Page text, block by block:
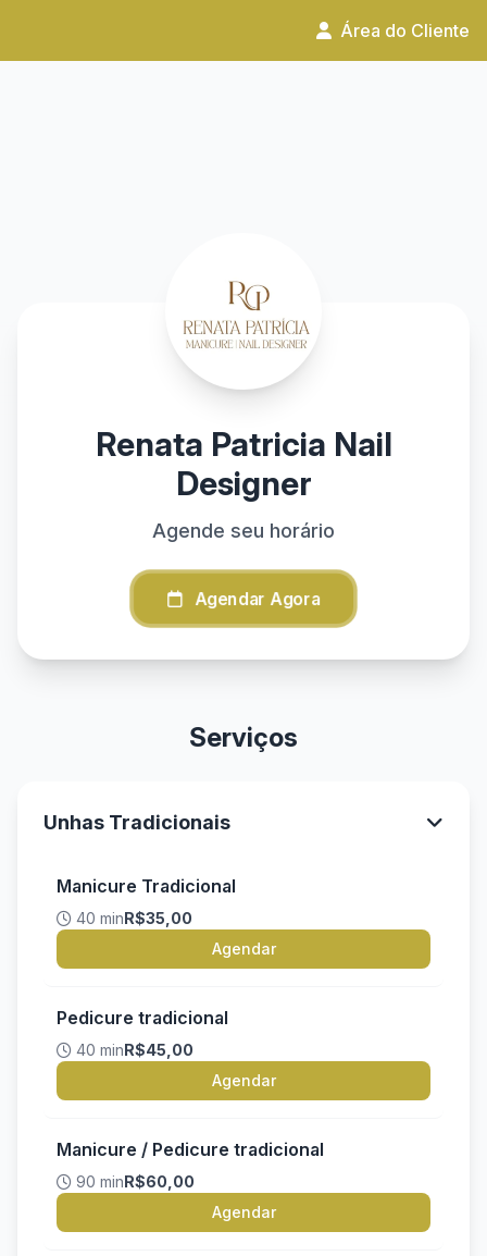
Área do Cliente
Renata Patricia Nail
Designer
Agende seu horário
Agendar Agora
Serviços
Unhas Tradicionais
Manicure Tradicional
40 minR$35,00
Agendar
Pedicure tradicional
40 minR$45,00
Agendar
Manicure / Pedicure tradicional
90 minR$60,00
Agendar